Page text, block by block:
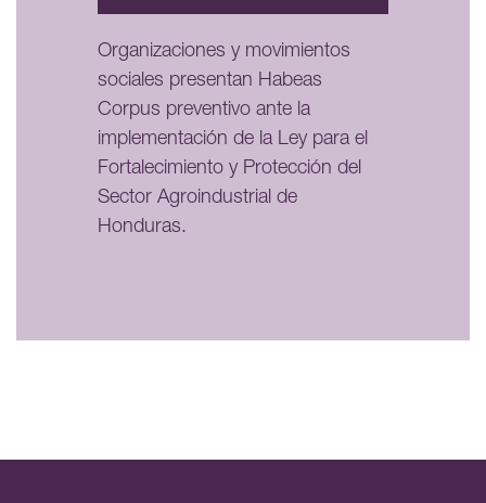
Organizaciones y movimientos
sociales presentan Habeas
Corpus preventivo ante la
implementación de la Ley para el
Fortalecimiento y Protección del
Sector Agroindustrial de
Honduras.